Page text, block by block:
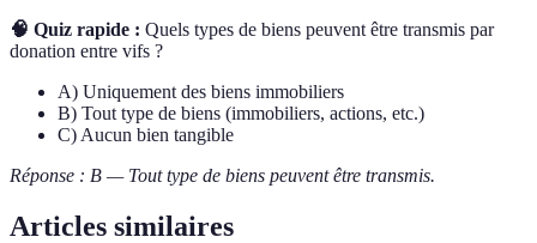
🧠 Quiz rapide : Quels types de biens peuvent être transmis par
donation entre vifs ?
A) Uniquement des biens immobiliers
B) Tout type de biens (immobiliers, actions, etc.)
C) Aucun bien tangible
Réponse : B — Tout type de biens peuvent être transmis.
Articles similaires